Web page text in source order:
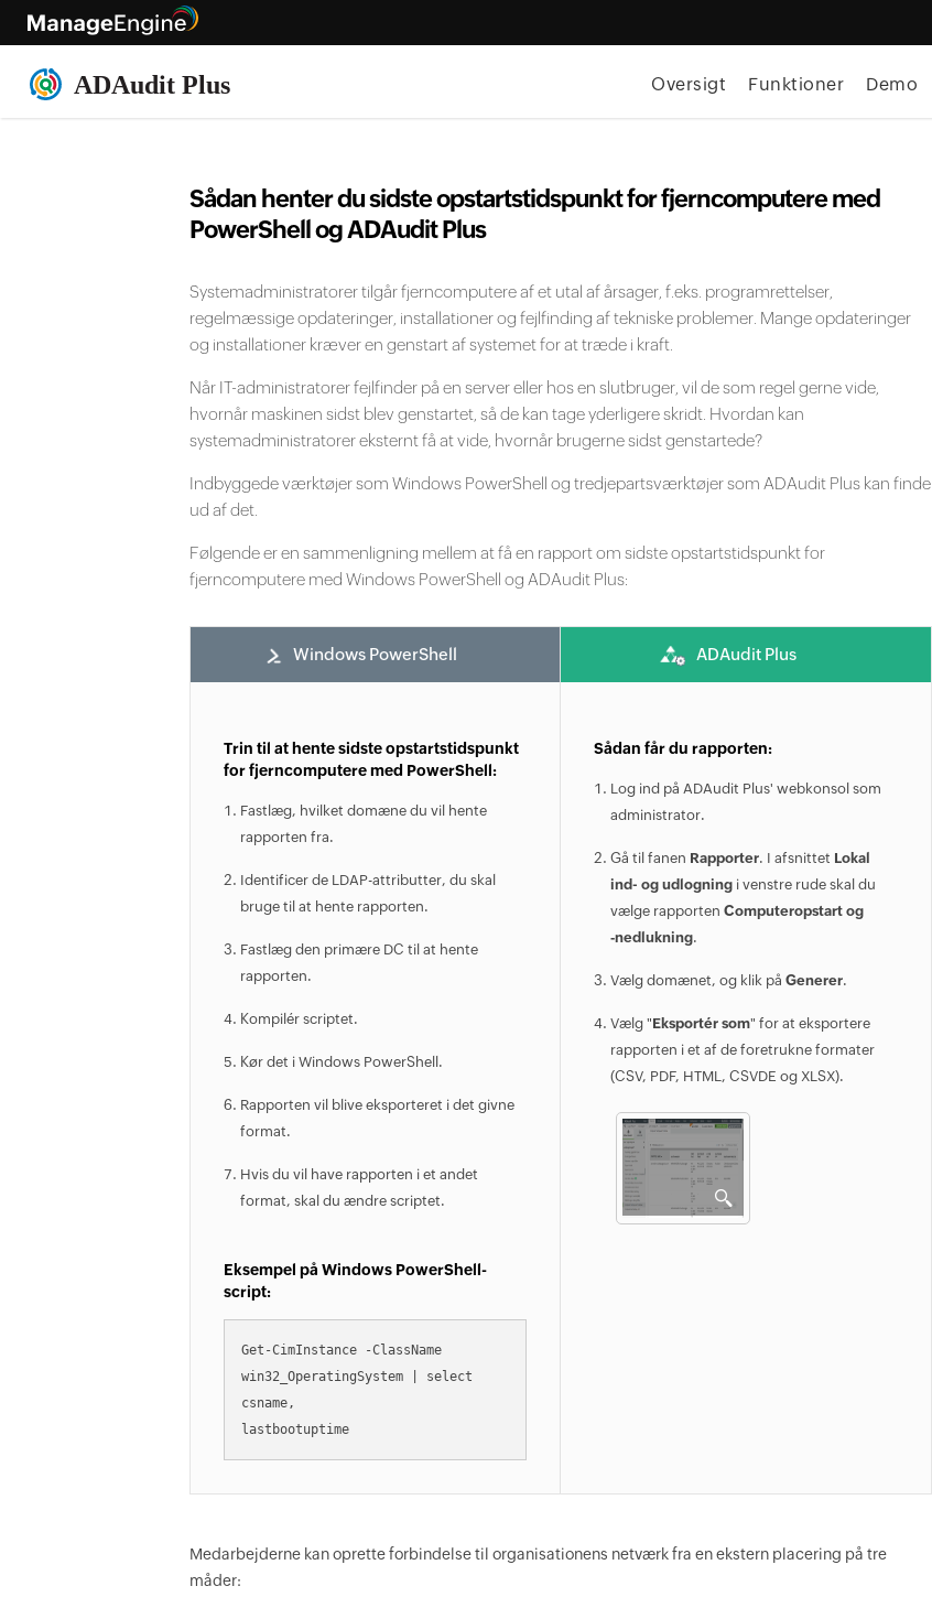
Oversigt Funktioner Demo
Sådan henter du sidste opstartstidspunkt for fjerncomputere med
PowerShell og ADAudit Plus
Systemadministratorer tilgår fjerncomputere af et utal af årsager, f.eks. programrettelser,
regelmæssige opdateringer, installationer og fejlfinding af tekniske problemer. Mange opdateringer
og installationer kræver en genstart af systemet for at træde i kraft.
Når IT-administratorer fejlfinder på en server eller hos en slutbruger, vil de som regel gerne vide,
hvornår maskinen sidst blev genstartet, så de kan tage yderligere skridt. Hvordan kan
systemadministratorer eksternt få at vide, hvornår brugerne sidst genstartede?
Indbyggede værktøjer som Windows PowerShell og tredjepartsværktøjer som ADAudit Plus kan finde
ud af det.
Følgende er en sammenligning mellem at få en rapport om sidste opstartstidspunkt for
fjerncomputere med Windows PowerShell og ADAudit Plus:
Windows PowerShell
Trin til at hente sidste opstartstidspunkt
for fjerncomputere med PowerShell:
Fastlæg, hvilket domæne du vil hente
rapporten fra.
Identificer de LDAP-attributter, du skal
bruge til at hente rapporten.
Fastlæg den primære DC til at hente
rapporten.
Kompilér scriptet.
Kør det i Windows PowerShell.
Rapporten vil blive eksporteret i det givne
format.
Hvis du vil have rapporten i et andet
format, skal du ændre scriptet.
Eksempel på Windows PowerShell-
script:
Get-CimInstance -ClassName
win32_OperatingSystem | select
csname,
ADAudit Plus
Sådan får du rapporten:
Log ind på ADAudit Plus' webkonsol som
administrator.
Gå til fanen Rapporter. I afsnittet Lokal
ind- og udlogning i venstre rude skal du
vælge rapporten Computeropstart og
‑nedlukning.
Vælg domænet, og klik på Generer.
Vælg "Eksportér som" for at eksportere
rapporten i et af de foretrukne formater
(CSV, PDF, HTML, CSVDE og XLSX).
Medarbejderne kan oprette forbindelse til organisationens netværk fra en ekstern placering på tre
måder: